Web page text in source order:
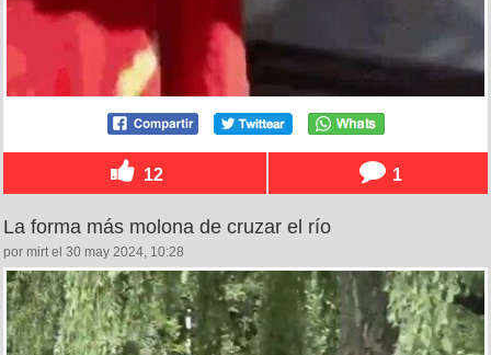
12 1
La forma más molona de cruzar el río
por mirt el 30 may 2024, 10:28